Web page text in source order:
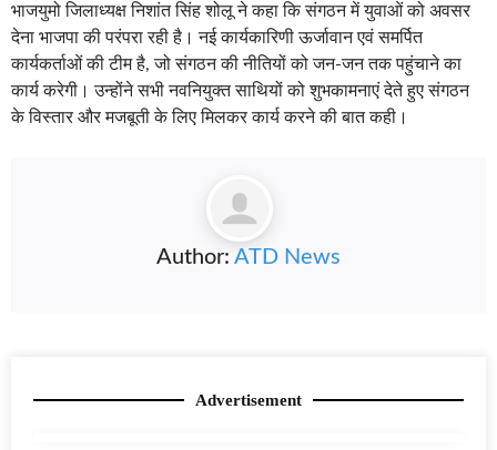
भाजयुमो जिलाध्यक्ष निशांत सिंह शोलू ने कहा कि संगठन में युवाओं को अवसर
देना भाजपा की परंपरा रही है। नई कार्यकारिणी ऊर्जावान एवं समर्पित
कार्यकर्ताओं की टीम है, जो संगठन की नीतियों को जन-जन तक पहुंचाने का
कार्य करेगी। उन्होंने सभी नवनियुक्त साथियों को शुभकामनाएं देते हुए संगठन
के विस्तार और मजबूती के लिए मिलकर कार्य करने की बात कही।
Author: ATD News
Advertisement